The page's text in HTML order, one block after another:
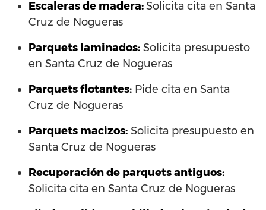
Escaleras de madera:Solicita cita en Santa
Cruz de Nogueras
Parquets laminados: Solicita presupuesto
en Santa Cruz de Nogueras
Parquets flotantes: Pide cita en Santa
Cruz de Nogueras
Parquets macizos: Solicita presupuesto en
Santa Cruz de Nogueras
Recuperación de parquets antiguos:
Solicita cita en Santa Cruz de Nogueras